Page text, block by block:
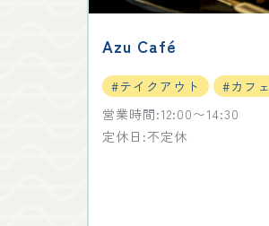
Azu Café
#テイクアウト
#カフェ
営業時間:12:00〜14:30
定休日:不定休